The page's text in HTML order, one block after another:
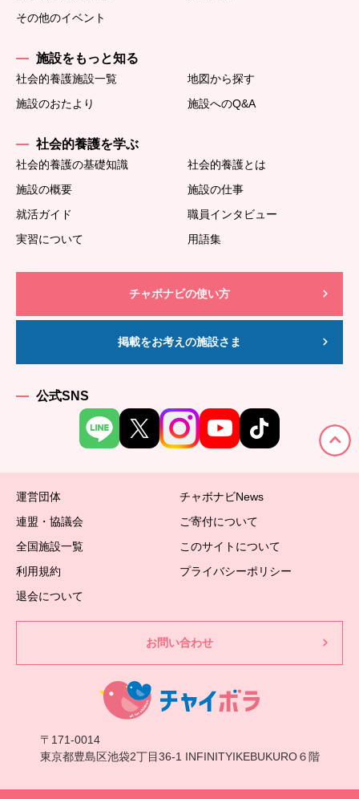
その他のイベント
施設をもっと知る
社会的養護施設一覧
地図から探す
施設のおたより
施設へのQ&A
社会的養護を学ぶ
社会的養護の基礎知識
社会的養護とは
施設の概要
施設の仕事
就活ガイド
職員インタビュー
実習について
用語集
チャボナビの使い方
掲載をお考えの施設さま
公式SNS
運営団体
チャボナビNews
連盟・協議会
ご寄付について
全国施設一覧
このサイトについて
利用規約
プライバシーポリシー
退会について
お問い合わせ
〒171-0014
東京都豊島区池袋2丁目36-1 INFINITYIKEBUKURO６階